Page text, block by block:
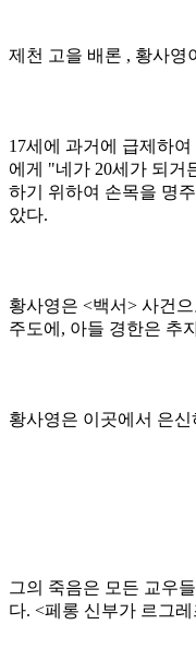
제천 고을 배론 , 황사영
17세에 과거에 급제하
에게 "네가 20세가 되거
하기 위하여 손목을 명
았다.
황사영은 <백서> 사건
주도에, 아들 경한은 추
황사영은 이곳에서 은
그의 죽음은 모든 교우
다. <페롱 신부가 르그